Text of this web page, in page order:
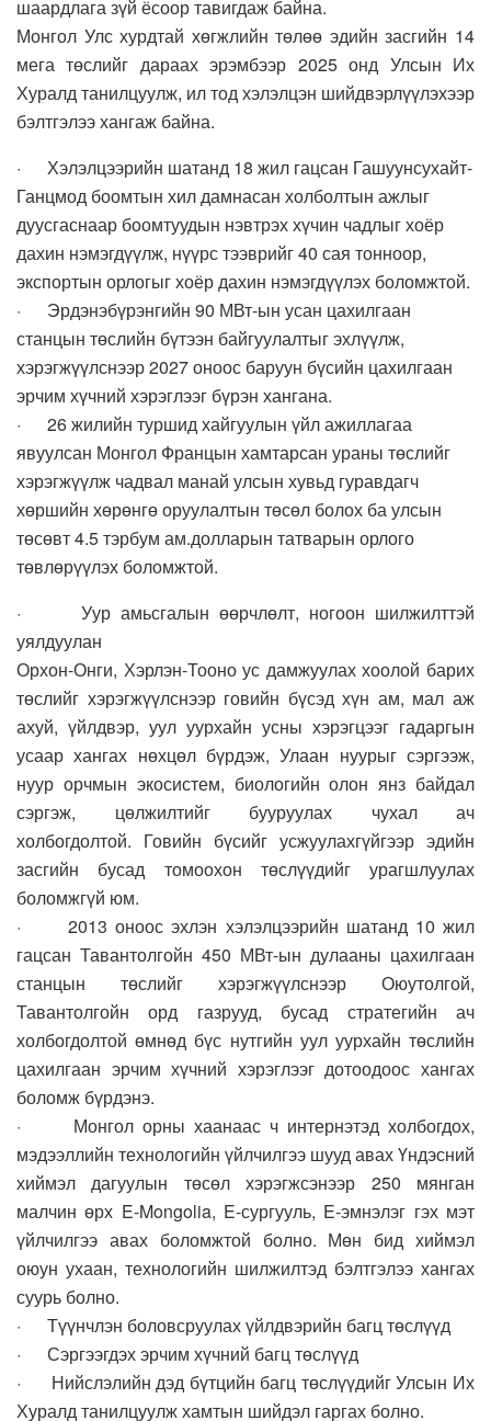
шаардлага зүй ёсоор тавигдаж байна.
Монгол Улс хурдтай хөгжлийн төлөө эдийн засгийн 14
мега төслийг дараах эрэмбээр 2025 онд Улсын Их
Хуралд танилцуулж, ил тод хэлэлцэн шийдвэрлүүлэхээр
бэлтгэлээ хангаж байна.
· Хэлэлцээрийн шатанд 18 жил гацсан Гашуунсухайт-
Ганцмод боомтын хил дамнасан холболтын ажлыг
дуусгаснаар боомтуудын нэвтрэх хүчин чадлыг хоёр
дахин нэмэгдүүлж, нүүрс тээврийг 40 сая тонноор,
экспортын орлогыг хоёр дахин нэмэгдүүлэх боломжтой.
· Эрдэнэбүрэнгийн 90 МВт-ын усан цахилгаан
станцын төслийн бүтээн байгуулалтыг эхлүүлж,
хэрэгжүүлснээр 2027 оноос баруун бүсийн цахилгаан
эрчим хүчний хэрэглээг бүрэн хангана.
· 26 жилийн туршид хайгуулын үйл ажиллагаа
явуулсан Монгол Францын хамтарсан ураны төслийг
хэрэгжүүлж чадвал манай улсын хувьд гуравдагч
хөршийн хөрөнгө оруулалтын төсөл болох ба улсын
төсөвт 4.5 тэрбум ам.долларын татварын орлого
төвлөрүүлэх боломжтой.
· Уур амьсгалын өөрчлөлт, ногоон шилжилттэй
уялдуулан
Орхон-Онги, Хэрлэн-Тооно ус дамжуулах хоолой барих
төслийг хэрэгжүүлснээр говийн бүсэд хүн ам, мал аж
ахуй, үйлдвэр, уул уурхайн усны хэрэгцээг гадаргын
усаар хангах нөхцөл бүрдэж, Улаан нуурыг сэргээж,
нуур орчмын экосистем, биологийн олон янз байдал
сэргэж, цөлжилтийг бууруулах чухал ач
холбогдолтой. Говийн бүсийг усжуулахгүйгээр эдийн
засгийн бусад томоохон төслүүдийг урагшлуулах
боломжгүй юм.
· 2013 оноос эхлэн хэлэлцээрийн шатанд 10 жил
гацсан Тавантолгойн 450 МВт-ын дулааны цахилгаан
станцын төслийг хэрэгжүүлснээр Оюутолгой,
Тавантолгойн орд газрууд, бусад стратегийн ач
холбогдолтой өмнөд бүс нутгийн уул уурхайн төслийн
цахилгаан эрчим хүчний хэрэглээг дотоодоос хангах
боломж бүрдэнэ.
· Монгол орны хаанаас ч интернэтэд холбогдох,
мэдээллийн технологийн үйлчилгээ шууд авах Үндэсний
хиймэл дагуулын төсөл хэрэгжсэнээр 250 мянган
малчин өрх E-Mongolia, E-сургууль, E-эмнэлэг гэх мэт
үйлчилгээ авах боломжтой болно. Мөн бид хиймэл
оюун ухаан, технологийн шилжилтэд бэлтгэлээ хангах
суурь болно.
· Түүнчлэн боловсруулах үйлдвэрийн багц төслүүд
· Сэргээгдэх эрчим хүчний багц төслүүд
· Нийслэлийн дэд бүтцийн багц төслүүдийг Улсын Их
Хуралд танилцуулж хамтын шийдэл гаргах болно.